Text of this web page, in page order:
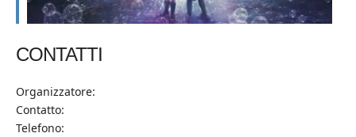
CONTATTI
Organizzatore:
Contatto:
Telefono: